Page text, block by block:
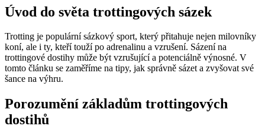
Úvod do světa trottingových sázek
Trotting je populární sázkový sport, který přitahuje nejen milovníky
koní, ale i ty, kteří touží po adrenalinu a vzrušení. Sázení na
trottingové dostihy může být vzrušující a potenciálně výnosné. V
tomto článku se zaměříme na tipy, jak správně sázet a zvyšovat své
šance na výhru.
Porozumění základům trottingových
dostihů